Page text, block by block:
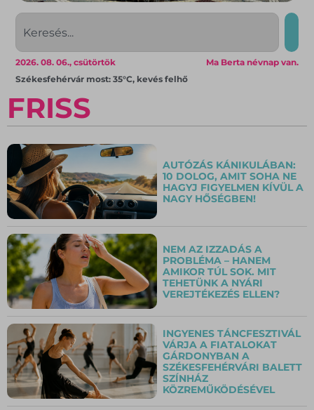
Ma Berta névnap van.
2026. 08. 06., csütörtök
Székesfehérvár most: 35°C, kevés felhő
FRISS
AUTÓZÁS KÁNIKULÁBAN:
10 DOLOG, AMIT SOHA NE
HAGYJ FIGYELMEN KÍVÜL A
NAGY HŐSÉGBEN!
NEM AZ IZZADÁS A
PROBLÉMA – HANEM
AMIKOR TÚL SOK. MIT
TEHETÜNK A NYÁRI
VEREJTÉKEZÉS ELLEN?
INGYENES TÁNCFESZTIVÁL
VÁRJA A FIATALOKAT
GÁRDONYBAN A
SZÉKESFEHÉRVÁRI BALETT
SZÍNHÁZ
KÖZREMŰKÖDÉSÉVEL